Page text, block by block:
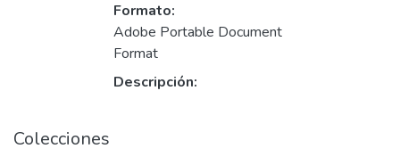
Formato:
Adobe Portable Document
Format
Descripción:
Colecciones